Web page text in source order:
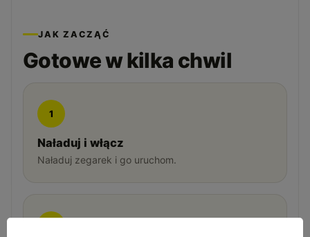
JAK ZACZĄĆ
Gotowe w kilka chwil
1
Naładuj i włącz
Naładuj zegarek i go uruchom.